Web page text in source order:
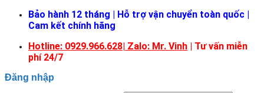
Bảo hành 12 tháng | Hỗ trợ vận chuyển toàn quốc |
Cam kết chính hãng
Hotline: 0929.966.628| Zalo: Mr. Vinh | Tư vấn miễn
phí 24/7
Đăng nhập